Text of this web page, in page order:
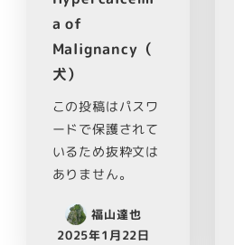
a of
Malignancy（
犬）
この投稿はパスワ
ードで保護されて
いるため抜粋文は
ありません。
福山達也
2025年1月22日